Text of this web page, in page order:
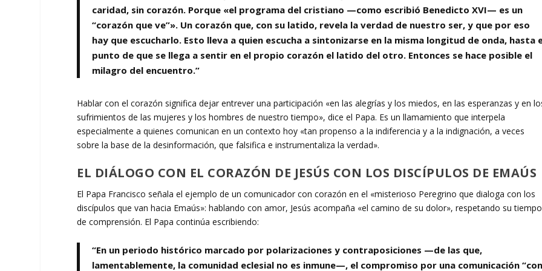
caridad, sin corazón. Porque «el programa del cristiano —como escribió Benedicto XVI— es un
“corazón que ve”». Un corazón que, con su latido, revela la verdad de nuestro ser, y que por eso
hay que escucharlo. Esto lleva a quien escucha a sintonizarse en la misma longitud de onda, hasta
punto de que se llega a sentir en el propio corazón el latido del otro. Entonces se hace posible el
milagro del encuentro.”
Hablar con el corazón significa dejar entrever una participación «en las alegrías y los miedos, en las esperanzas y en
sufrimientos de las mujeres y los hombres de nuestro tiempo», dice el Papa. Es un llamamiento que interpela
especialmente a quienes comunican en un contexto hoy «tan propenso a la indiferencia y a la indignación, a veces
sobre la base de la desinformación, que falsifica e instrumentaliza la verdad».
EL DIÁLOGO CON EL CORAZÓN DE JESÚS CON LOS DISCÍPULOS DE EMAÚS
El Papa Francisco señala el ejemplo de un comunicador con corazón en el «misterioso Peregrino que dialoga con los
discípulos que van hacia Emaús»: hablando con amor, Jesús acompaña «el camino de su dolor», respetando su tiempo
de comprensión. El Papa continúa escribiendo:
“En un periodo histórico marcado por polarizaciones y contraposiciones —de las que,
lamentablemente, la comunidad eclesial no es inmune—, el compromiso por una comunicación “con